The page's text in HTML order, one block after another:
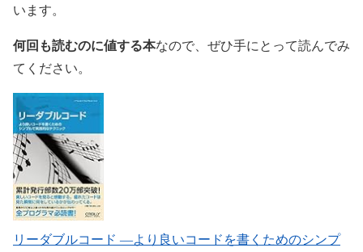
います。
何回も読むのに値する本なので、ぜひ手にとって読んでみ
てください。
リーダブルコード ―より良いコードを書くためのシンプ